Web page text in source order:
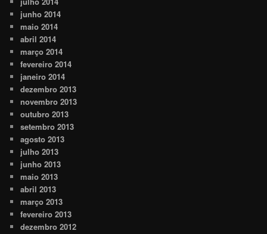
junho 2014
maio 2014
abril 2014
março 2014
fevereiro 2014
janeiro 2014
dezembro 2013
novembro 2013
outubro 2013
setembro 2013
agosto 2013
julho 2013
junho 2013
maio 2013
abril 2013
março 2013
fevereiro 2013
dezembro 2012